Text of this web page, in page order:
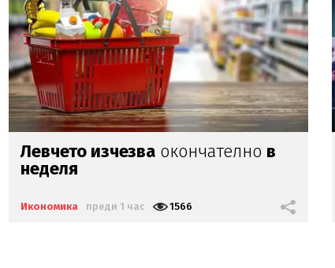
Ще подари ли Гълъб
Пловдивския панаир
Икономика преди 2 часа 2704